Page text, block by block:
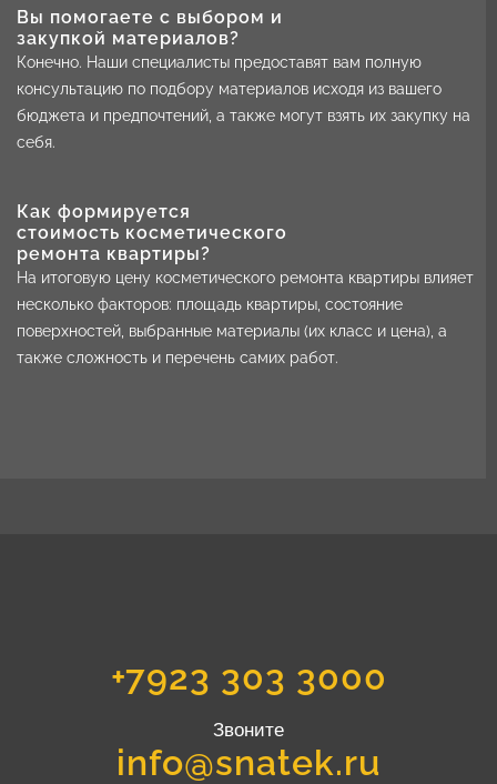
Вы помогаете с выбором и
закупкой материалов?
Конечно. Наши специалисты предоставят вам полную
консультацию по подбору материалов исходя из вашего
бюджета и предпочтений, а также могут взять их закупку на
себя.
Как формируется
стоимость косметического
ремонта квартиры?
На итоговую цену косметического ремонта квартиры влияет
несколько факторов: площадь квартиры, состояние
поверхностей, выбранные материалы (их класс и цена), а
также сложность и перечень самих работ.
+7923 303 3000
Звоните
info@snatek.ru